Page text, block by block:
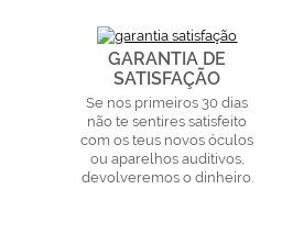
GARANTIA DE
SATISFAÇÃO
Se nos primeiros 30 dias
não te sentires satisfeito
com os teus novos óculos
ou aparelhos auditivos,
devolveremos o dinheiro.